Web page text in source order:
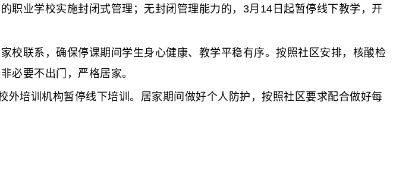
业学校实施封闭式管理；无封闭管理能力的，3月14日起暂停线下教学，开
联系，确保停课期间学生身心健康、教学平稳有序。按照社区安排，核酸检
必要不出门，严格居家。
培训机构暂停线下培训。居家期间做好个人防护，按照社区要求配合做好每